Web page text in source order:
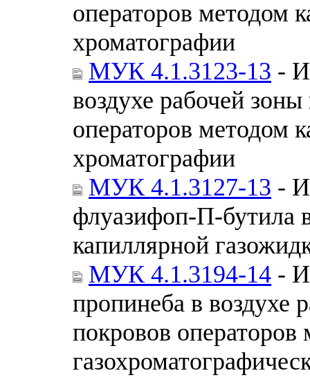
операторов методом
хроматографии
МУК 4.1.3123-13 -
воздухе рабочей
операторов методом
хроматографии
МУК 4.1.3127-13 -
флуазифоп-П-бутила
капиллярной
МУК 4.1.3194-14 -
пропинеба в воздухе
покровов операторов